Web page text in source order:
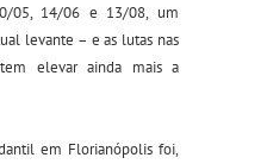
05, 14/06 e 13/08, um
levante – e as lutas nas
elevar ainda mais a
em Florianópolis foi,